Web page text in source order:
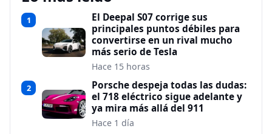
1
El Deepal S07 corrige sus
principales puntos débiles para
convertirse en un rival mucho
más serio de Tesla
Hace 15 horas
2
Porsche despeja todas las dudas:
el 718 eléctrico sigue adelante y
ya mira más allá del 911
Hace 1 día